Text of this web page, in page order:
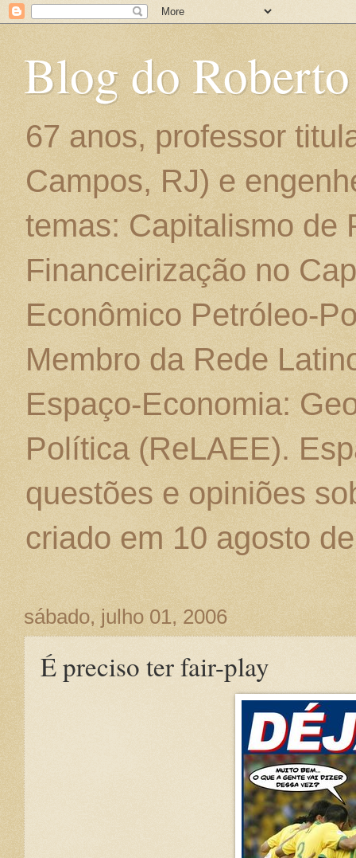
Blog do
67 anos, professor
Campos, RJ) e
temas: Capitalismo de
Financeirização no
Econômico Petróleo-
Membro da Rede
Espaço-Economia:
Política (ReLAEE).
questões e opiniões
criado em 10 agosto
sábado, julho 01, 2006
É preciso ter fair-play